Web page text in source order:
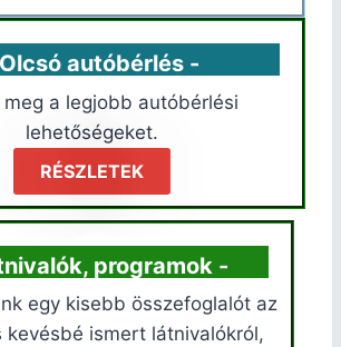
autóbérlés -
meg a legjobb autóbérlési
lehetőségeket.
RÉSZLETEK
programok -
egy kisebb összefoglalót az
kevésbé ismert látnivalókról,